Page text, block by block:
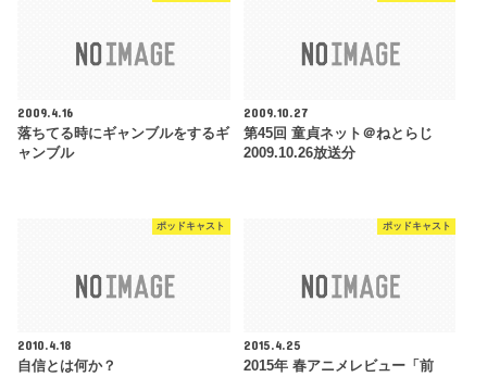
2009.4.16
落ちてる時にギャンブルをするギ
ャンブル
2009.10.27
第45回 童貞ネット＠ねとらじ
2009.10.26放送分
ポッドキャスト
2010.4.18
自信とは何か？
ポッドキャスト
2015.4.25
2015年 春アニメレビュー「前